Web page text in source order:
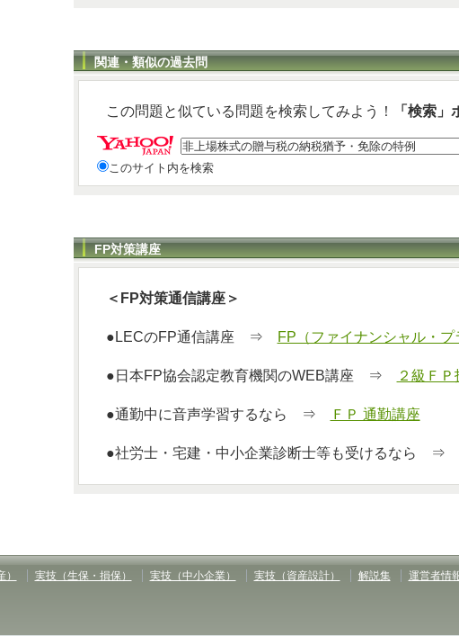
関連・類似の過去問
この問題と似ている問題を検索してみよう！ 「検索
このサイト内を検索
FP対策講座
＜FP対策通信講座＞
●LECのFP通信講座 ⇒ FP（ファイナンシャル・
●日本FP協会認定教育機関のWEB講座 ⇒ ２級ＦＰ
●通勤中に音声学習するなら ⇒ ＦＰ 通勤講座
●社労士・宅建・中小企業診断士等も受けるなら ⇒
実技（生保・損保） 実技（中小企業） 実技（資産設計） 解説集 運営者情